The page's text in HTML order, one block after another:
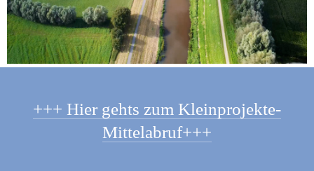
+++ Hier gehts zum Kleinprojekte-
Mittelabruf+++